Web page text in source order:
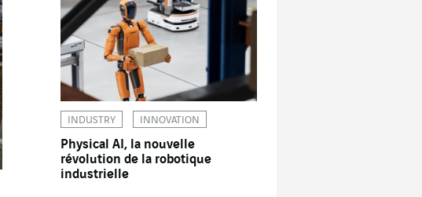
INDUSTRY INNOVATION
Physical AI, la nouvelle
révolution de la robotique
industrielle